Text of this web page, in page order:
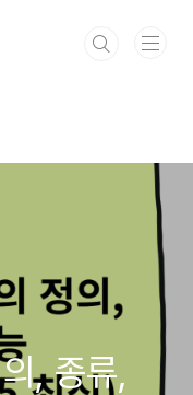
, 종류,